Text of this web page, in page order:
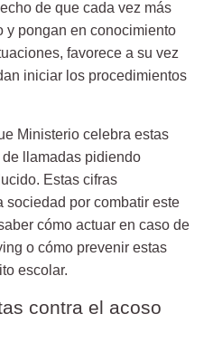
de que cada vez más
y pongan en conocimiento
favorece a su vez
iniciar los procedimientos
Ministerio celebra estas
llamadas pidiendo
Estas cifras
sociedad por combatir este
cómo actuar en caso de
o cómo prevenir estas
escolar.
contra el acoso